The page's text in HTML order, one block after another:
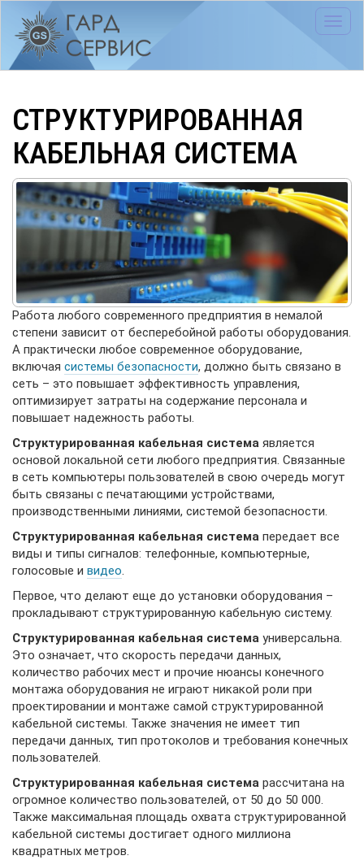
СТРУКТУРИРОВАННАЯ
КАБЕЛЬНАЯ СИСТЕМА
Работа любого современного предприятия в немалой
степени зависит от бесперебойной работы оборудования.
А практически любое современное оборудование,
включаясистемы безопасности, должно быть связано в
сеть – это повышает эффективность управления,
оптимизирует затраты на содержание персонала и
повышает надежность работы.
Структурированная кабельная системаявляется
основой локальной сети любого предприятия. Связанные
в сеть компьютеры пользователей в свою очередь могут
быть связаны с печатающими устройствами,
производственными линиями, системой безопасности.
Структурированная кабельная система передает все
виды и типы сигналов: телефонные, компьютерные,
голосовые ивидео.
Первое, что делают еще до установки оборудования –
прокладывают структурированную кабельную систему.
Структурированная кабельная системауниверсальна.
Это означает, что скорость передачи данных,
количество рабочих мест и прочие нюансы конечного
монтажа оборудования не играют никакой роли при
проектировании и монтаже самой структурированной
кабельной системы. Также значения не имеет тип
передачи данных, тип протоколов и требования конечных
пользователей.
Структурированная кабельная система рассчитана на
огромное количество пользователей, от 50 до 50 000.
Также максимальная площадь охвата структурированной
кабельной системы достигает одного миллиона
квадратных метров.